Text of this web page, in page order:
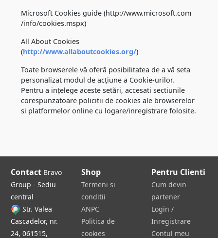
Microsoft Cookies guide (http://www.microsoft.com
/info/cookies.mspx)
All About Cookies
(http://www.allaboutcookies.org/)
Toate browserele vă oferă posibilitatea de a vă seta
personalizat modul de acțiune a Cookie-urilor.
Pentru a ințelege aceste setări, accesati sectiunile
corespunzatoare policitii de cookies ale browserelor
si platformelor online cu logare/inregistrare folosite.
Contact Bravo
Group - Sediu
central
Str. Valea
Cascadelor, nr.
24, 061515,
Shop
Termeni si
conditii
ANPC
Politica de
cookies
Pentru Clienti
Cum devin
partener
Login /
Inregistrare
Contul meu